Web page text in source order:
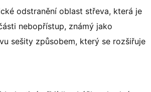
odstranění oblast střeva, která je
nebopřístup, známý jako
sešity způsobem, který se rozšiřuje